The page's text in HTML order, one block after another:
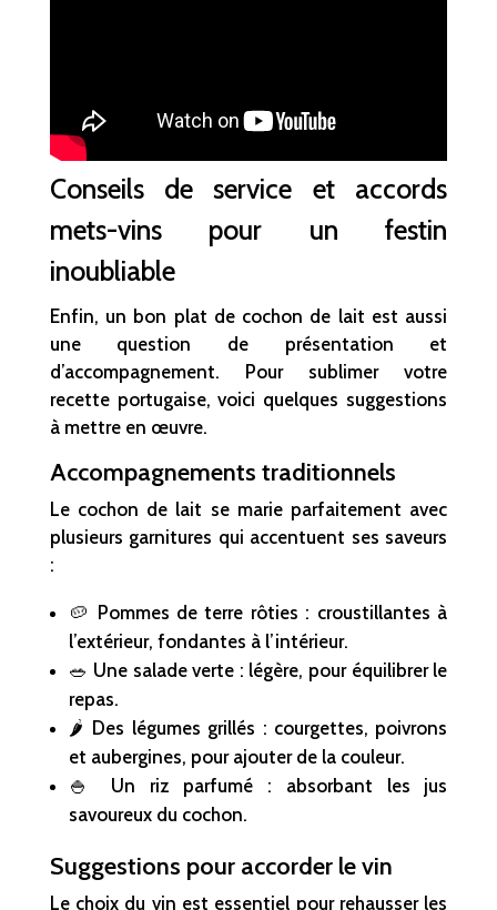
Conseils de service et accords
mets-vins pour un festin
inoubliable
Enfin, un bon plat de cochon de lait est aussi
une question de présentation et
d’accompagnement. Pour sublimer votre
recette portugaise, voici quelques suggestions
à mettre en œuvre.
Accompagnements traditionnels
Le cochon de lait se marie parfaitement avec
plusieurs garnitures qui accentuent ses saveurs
:
🥔 Pommes de terre rôties : croustillantes à
l’extérieur, fondantes à l’intérieur.
🥗 Une salade verte : légère, pour équilibrer le
repas.
🌶️ Des légumes grillés : courgettes, poivrons
et aubergines, pour ajouter de la couleur.
🍚 Un riz parfumé : absorbant les jus
savoureux du cochon.
Suggestions pour accorder le vin
Le choix du vin est essentiel pour rehausser les